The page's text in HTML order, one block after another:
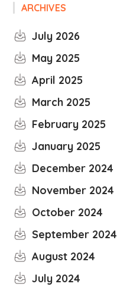
ARCHIVES
July 2026
May 2025
April 2025
March 2025
February 2025
January 2025
December 2024
November 2024
October 2024
September 2024
August 2024
July 2024